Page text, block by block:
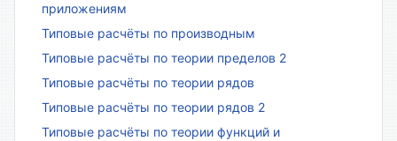
приложениям
Типовые расчёты по производным
Типовые расчёты по теории пределов 2
Типовые расчёты по теории рядов
Типовые расчёты по теории рядов 2
Типовые расчёты по теории функций и